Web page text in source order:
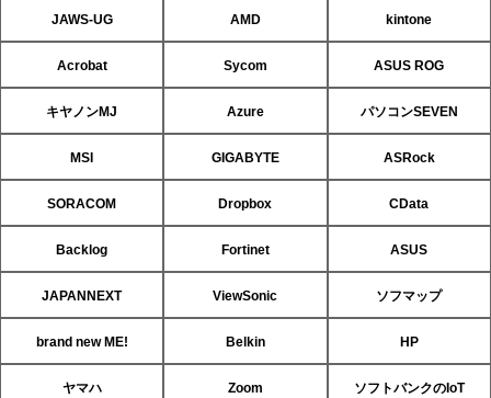
JAWS-UG AMD kintone
Acrobat Sycom ASUS ROG
キヤノンMJ Azure パソコンSEVEN
MSI GIGABYTE ASRock
SORACOM Dropbox CData
Backlog Fortinet ASUS
JAPANNEXT ViewSonic ソフマップ
brand new ME! Belkin HP
ヤマハ Zoom ソフトバンクのIoT